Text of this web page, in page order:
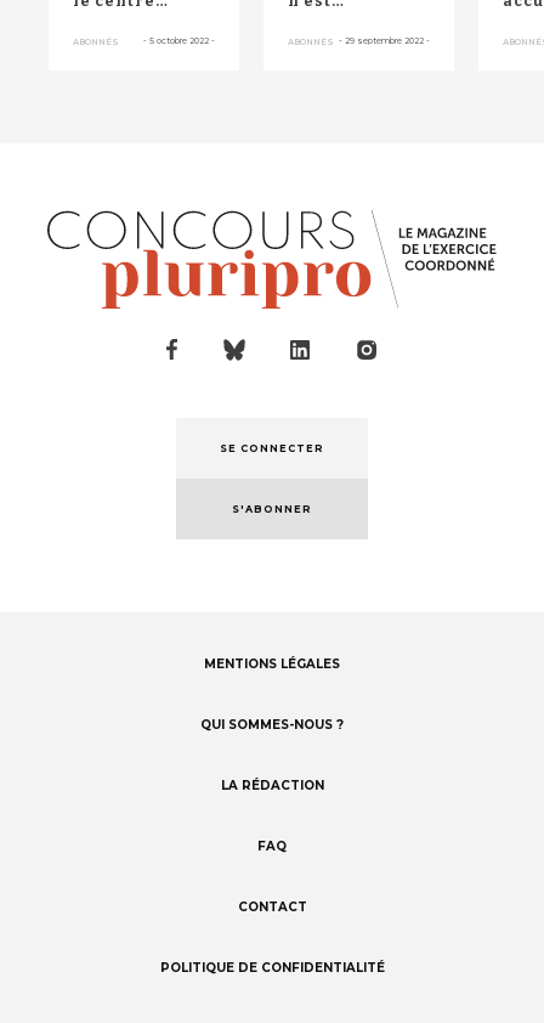
devient centre
ABONNÉS - 5 octobre 2022 -
l'équilibre", la
ABONNÉS - 29 septembre 2022 -
SE CONNECTER
S'ABONNER
MENTIONS LÉGALES
QUI SOMMES-NOUS ?
LA RÉDACTION
FAQ
CONTACT
POLITIQUE DE CONFIDENTIALITÉ